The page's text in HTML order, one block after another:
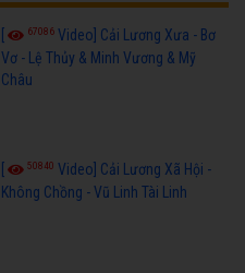
67086 Video] Cải Lương Xưa - Bơ
Vơ - Lệ Thủy & Minh Vương & Mỹ
Châu
50840 Video] Cải Lương Xã Hội -
Không Chồng - Vũ Linh Tài Linh